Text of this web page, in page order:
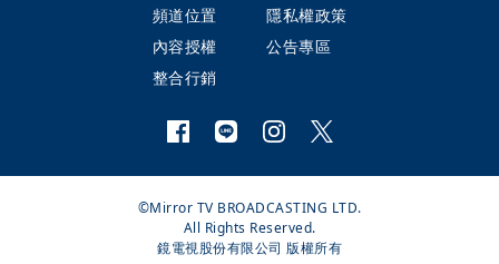
頻道位置
隱私權政策
內容授權
公告專區
整合行銷
©Mirror TV BROADCASTING LTD.
All Rights Reserved.
鏡電視股份有限公司 版權所有